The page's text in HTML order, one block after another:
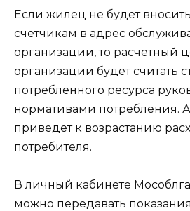
Если жилец не будет
счетчикам в адрес
организации, то расчетный
организации будет считать
потребленного ресурса
нормативами потребления.
приведет к возрастанию
потребителя.
В личный кабинете
можно передавать